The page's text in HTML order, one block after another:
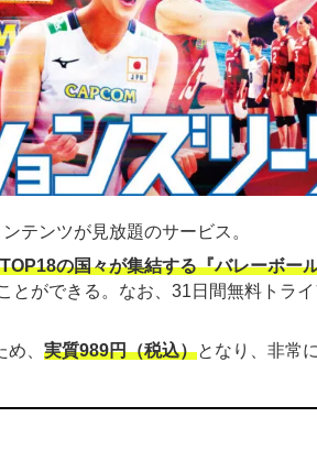
テンツが見放題のサービス。
の国々が集結する『バレーボー
とができる。なお、31日間無料トラ
、 実質989円（税込）となり、非常